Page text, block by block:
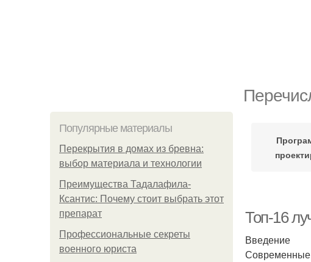
Популярные материалы
Перекрытия в домах из бревна:
выбор материала и технологии
Преимущества Тадалафила-
Ксантис: Почему стоит выбрать этот
препарат
Профессиональные секреты
военного юриста
Топ-16
Введение
Современные